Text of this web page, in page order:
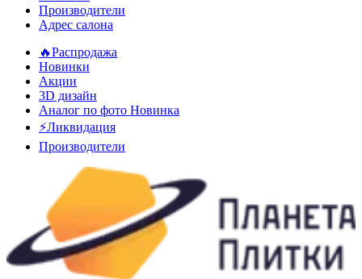
Производители
Адрес салона
🔥Распродажа
Новинки
Акции
3D дизайн
Аналог по фото Новинка
⚡Ликвидация
Производители